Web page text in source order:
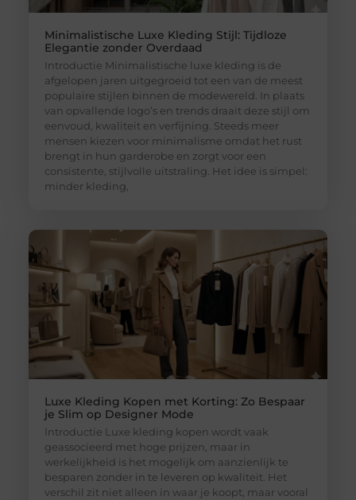
Minimalistische Luxe Kleding Stijl: Tijdloze
Elegantie zonder Overdaad
Introductie Minimalistische luxe kleding is de
afgelopen jaren uitgegroeid tot een van de meest
populaire stijlen binnen de modewereld. In plaats
van opvallende logo’s en trends draait deze stijl om
eenvoud, kwaliteit en verfijning. Steeds meer
mensen kiezen voor minimalisme omdat het rust
brengt in hun garderobe en zorgt voor een
consistente, stijlvolle uitstraling. Het idee is simpel:
minder kleding,
Luxe Kleding Kopen met Korting: Zo Bespaar
je Slim op Designer Mode
Introductie Luxe kleding kopen wordt vaak
geassocieerd met hoge prijzen, maar in
werkelijkheid is het mogelijk om aanzienlijk te
besparen zonder in te leveren op kwaliteit. Het
verschil zit niet alleen in waar je koopt, maar vooral